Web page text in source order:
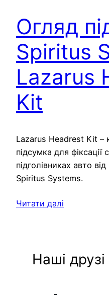
Огляд
Spiritus
Lazarus
Kit
Lazarus Headrest Kit –
підсумка для
підголівниках авто
Spiritus Systems.
Читати далі
Наші